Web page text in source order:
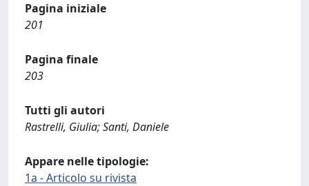
Pagina iniziale
201
Pagina finale
203
Tutti gli autori
Rastrelli, Giulia; Santi, Daniele
Appare nelle tipologie:
1a - Articolo su rivista